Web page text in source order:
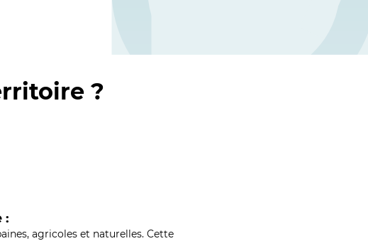
?
:
agricoles et naturelles. Cette